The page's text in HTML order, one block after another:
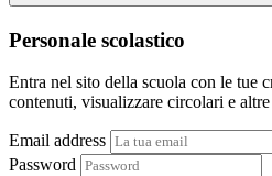
Personale scolastico
Entra nel sito della scuola con le tue
contenuti, visualizzare circolari e
Email address
Password